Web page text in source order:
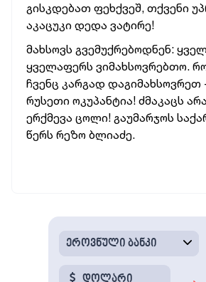
გისკდებათ ფეხქვეშ, თქვენი
აკაცუკი დედა ვატირე!
მახსოვს გვემუქრებოდნენ:
ყველაფერს ვიმახსოვრებთო.
ჩვენც კარგად დაგიმახსოვრეთ
რუსეთი ოკუპანტია! ძმაკაცს
ერქმევა ცოლი! გაუმარჯოს
წერს რეზო ბლიაძე.